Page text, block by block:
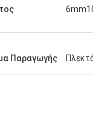
Παραγωγής